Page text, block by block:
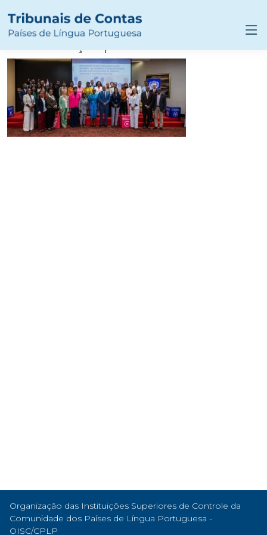
Tribunal de Contas promove
igualdade de género na gestão
Organização das Instituições Superiores de Controle da
Comunidade dos Países de Língua Portuguesa -
OISC/CPLP